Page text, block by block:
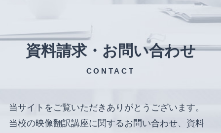
資料請求・お問い合わせ
CONTACT
当サイトをご覧いただきありがとうございます。
当校の映像翻訳講座に関するお問い合わせ、資料